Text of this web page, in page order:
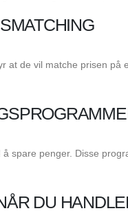
at de vil matche prisen på
spare penger. Disse
DU